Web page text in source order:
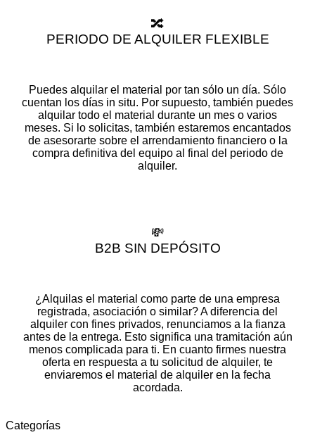
🔀
PERIODO DE ALQUILER FLEXIBLE
Puedes alquilar el material por tan sólo un día. Sólo
cuentan los días in situ. Por supuesto, también puedes
alquilar todo el material durante un mes o varios
meses. Si lo solicitas, también estaremos encantados
de asesorarte sobre el arrendamiento financiero o la
compra definitiva del equipo al final del periodo de
alquiler.
💸
B2B SIN DEPÓSITO
¿Alquilas el material como parte de una empresa
registrada, asociación o similar? A diferencia del
alquiler con fines privados, renunciamos a la fianza
antes de la entrega. Esto significa una tramitación aún
menos complicada para ti. En cuanto firmes nuestra
oferta en respuesta a tu solicitud de alquiler, te
enviaremos el material de alquiler en la fecha
acordada.
Categorías